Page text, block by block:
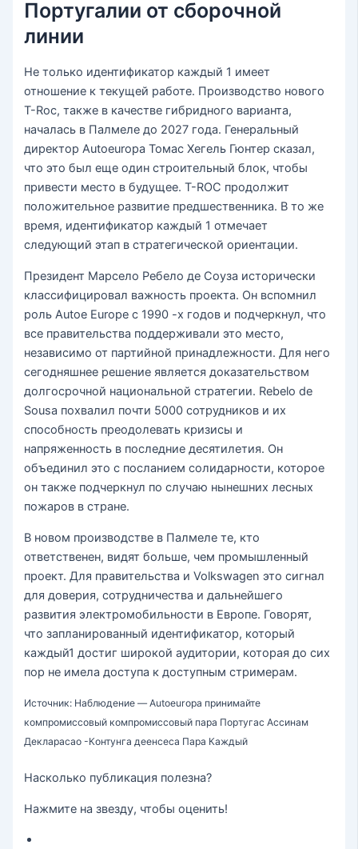
Португалии от сборочной
линии
Не только идентификатор каждый 1 имеет
отношение к текущей работе. Производство нового
T-Roc, также в качестве гибридного варианта,
началась в Палмеле до 2027 года. Генеральный
директор Autoeuropa Томас Хегель Гюнтер сказал,
что это был еще один строительный блок, чтобы
привести место в будущее. T-ROC продолжит
положительное развитие предшественника. В то же
время, идентификатор каждый 1 отмечает
следующий этап в стратегической ориентации.
Президент Марсело Ребело де Соуза исторически
классифицировал важность проекта. Он вспомнил
роль Autoe Europe с 1990 -х годов и подчеркнул, что
все правительства поддерживали это место,
независимо от партийной принадлежности. Для него
сегодняшнее решение является доказательством
долгосрочной национальной стратегии. Rebelo de
Sousa похвалил почти 5000 сотрудников и их
способность преодолевать кризисы и
напряженность в последние десятилетия. Он
объединил это с посланием солидарности, которое
он также подчеркнул по случаю нынешних лесных
пожаров в стране.
В новом производстве в Палмеле те, кто
ответственен, видят больше, чем промышленный
проект. Для правительства и Volkswagen это сигнал
для доверия, сотрудничества и дальнейшего
развития электромобильности в Европе. Говорят,
что запланированный идентификатор, который
каждый1 достиг широкой аудитории, которая до сих
пор не имела доступа к доступным стримерам.
Источник: Наблюдение — Autoeuropa принимайте
компромиссовый компромиссовый пара Португас Ассинам
Декларасао -Контунга деенсеса Пара Каждый
Насколько публикация полезна?
Нажмите на звезду, чтобы оценить!